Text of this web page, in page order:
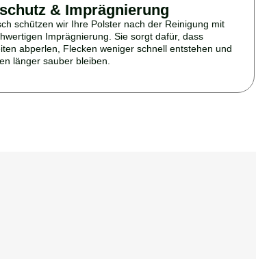
& Imprägnierung
schützen wir Ihre Polster nach der Reinigung mit
Imprägnierung. Sie sorgt dafür, dass
abperlen, Flecken weniger schnell entstehen und
länger sauber bleiben.